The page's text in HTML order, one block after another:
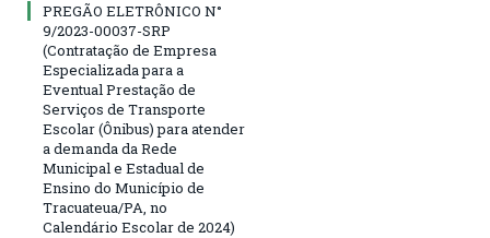
PREGÃO ELETRÔNICO N°
9/2023-00037-SRP
(Contratação de Empresa
Especializada para a
Eventual Prestação de
Serviços de Transporte
Escolar (Ônibus) para atender
a demanda da Rede
Municipal e Estadual de
Ensino do Município de
Tracuateua/PA, no
Calendário Escolar de 2024)